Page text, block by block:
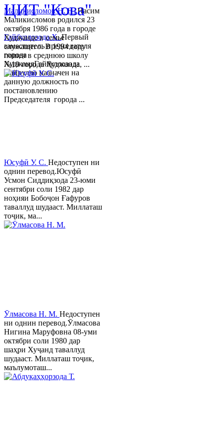
Гайбуллозода Х.Первый
заместитель председателя
города
ХуджандГайбуллозода
Хайрулло назначен на
данную должность по
постановлению
Председателя города ...
Маликисломов Н. Н.Насим
Маликисломов родился 23
октября 1986 года в городе
Худжанде в семье
служащего. В 1994 году
пошел в среднюю школу
№18 города Худжанда, ...
Юсуфӣ У. C. Недоступен ни
однин перевод.Юсуфӣ
Усмон Сиддиқзода 23-юми
сентябри соли 1982 дар
ноҳияи Бобоҷон Ғафуров
таваллуд шудааст. Миллаташ
тоҷик, ма...
Ӯлмасова Н. М. Недоступен
ни однин перевод.Ӯлмасова
Нигина Маруфовна 08-уми
октябри соли 1980 дар
шаҳри Хуҷанд таваллуд
шудааст. Миллаташ тоҷик,
маълумоташ...
ЦИТ "Кова"